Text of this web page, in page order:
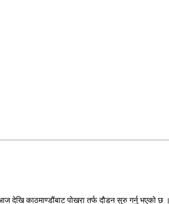
आज देखि काठमाण्डौंबाट पोखरा तर्फ दौडन सुरु गर्नु भएको छ ।